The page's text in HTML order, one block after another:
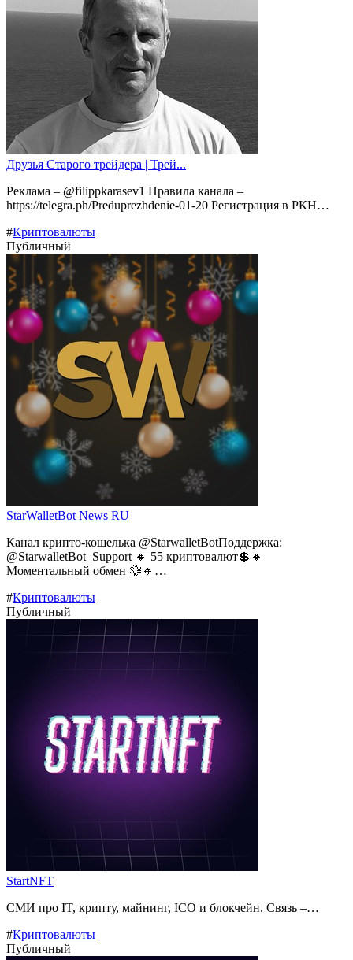
Друзья Старого трейдера | Трей...
Реклама – @filippkarasev1 Правила канала –
https://telegra.ph/Preduprezhdenie-01-20 Регистрация в РКН…
#Криптовалюты
Публичный
StarWalletBot News RU
Канал крипто-кошелька @StarwalletBotПоддержка:
@StarwalletBot_Support 🔸 55 криптовалют💲🔸
Моментальный обмен 💱🔸…
#Криптовалюты
Публичный
StartNFT
СМИ про IT, крипту, майнинг, ICO и блокчейн. Связь –…
#Криптовалюты
Публичный